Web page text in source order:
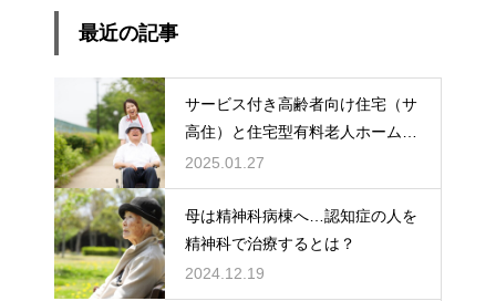
最近の記事
サービス付き高齢者向け住宅（サ
高住）と住宅型有料老人ホーム：
どちらを選ぶ？
2025.01.27
母は精神科病棟へ…認知症の人を
精神科で治療するとは？
2024.12.19